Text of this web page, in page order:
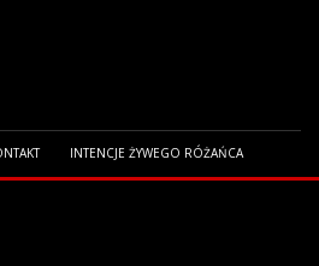
INTENCJE ŻYWEGO RÓŻAŃCA